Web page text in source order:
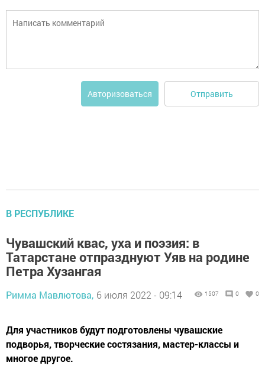
Авторизоваться Отправить
В РЕСПУБЛИКЕ
Чувашский квас, уха и поэзия: в
Татарстане отпразднуют Уяв на родине
Петра Хузангая
Римма Мавлютова, 6 июля 2022 - 09:14 1507 0 0
Для участников будут подготовлены чувашские
подворья, творческие состязания, мастер-классы и
многое другое.